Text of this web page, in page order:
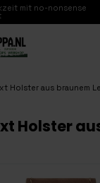
mit no-nonsense
Holster aus braunem
Holster